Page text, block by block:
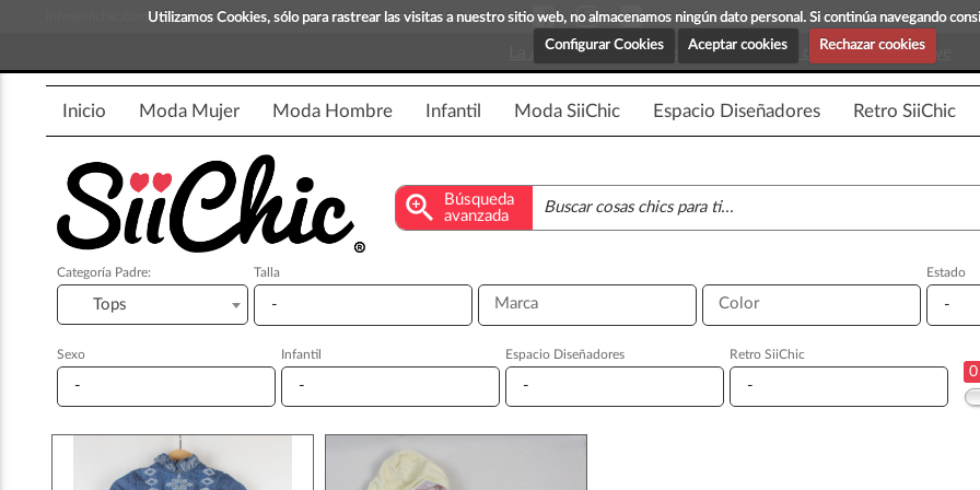
Utilizamos Cookies, sólo para rastrear las visitas a nuestro sitio web, no almacenamos ningún dato personal. Si continúa navegando
Configurar Cookies
Aceptar cookies Rechazar cookies
¡Compra y vende moda! Blog Siichic ¡Descubre maravillosas
La app para android esta en fase beta, disponible en breve
Inicio Moda Mujer Moda Hombre Infantil Moda SiiChic Espacio Diseñadores Retro SiiChic
zoom_in
Búsqueda
avanzada
Categoría Padre:
Tops
Talla
Marca Color
Estado
Sexo Infantil Espacio Diseñadores Retro SiiChic
0